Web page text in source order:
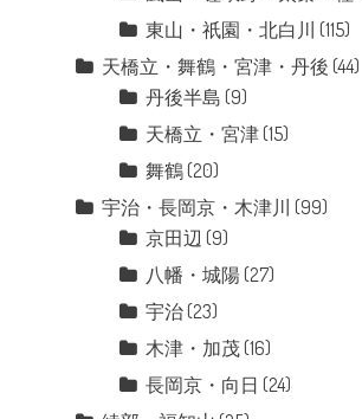
東山・祇園・北白川 (115)
天橋立・舞鶴・宮津・丹後 (44)
丹後半島 (9)
天橋立・宮津(15)
舞鶴(20)
宇治・長岡京・木津川 (99)
京田辺 (9)
八幡・城陽 (27)
宇治(23)
木津・加茂(16)
長岡京・向日 (24)